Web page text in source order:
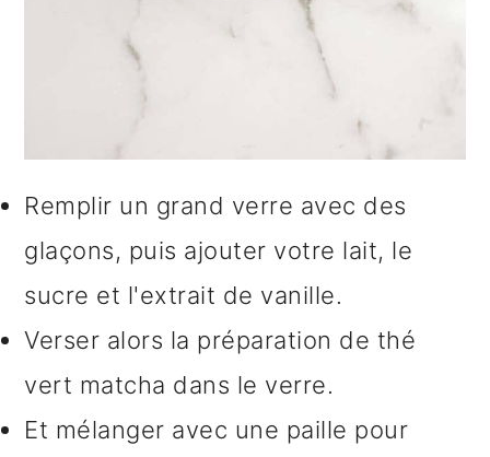
Remplir un grand verre avec des
glaçons, puis ajouter votre lait, le
sucre et l'extrait de vanille.
Verser alors la préparation de thé
vert matcha dans le verre.
Et mélanger avec une paille pour